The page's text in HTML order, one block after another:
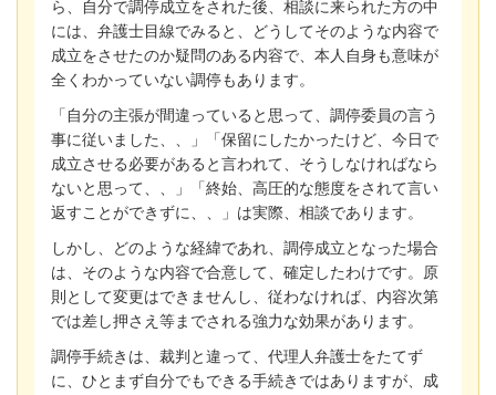
ら、自分で調停成立をされた後、相談に来られた方の中
には、弁護士目線でみると、どうしてそのような内容で
成立をさせたのか疑問のある内容で、本人自身も意味が
全くわかっていない調停もあります。
「自分の主張が間違っていると思って、調停委員の言う
事に従いました、、」「保留にしたかったけど、今日で
成立させる必要があると言われて、そうしなければなら
ないと思って、、」「終始、高圧的な態度をされて言い
返すことができずに、、」は実際、相談であります。
しかし、どのような経緯であれ、調停成立となった場合
は、そのような内容で合意して、確定したわけです。原
則として変更はできませんし、従わなければ、内容次第
では差し押さえ等までされる強力な効果があります。
調停手続きは、裁判と違って、代理人弁護士をたてず
に、ひとまず自分でもできる手続きではありますが、成